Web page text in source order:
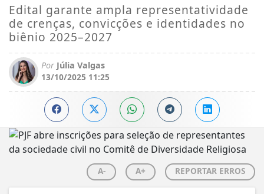
Edital garante ampla representatividade
de crenças, convicções e identidades no
biênio 2025–2027
Por Júlia Valgas
13/10/2025 11:25
A- A+ REPORTAR ERROS